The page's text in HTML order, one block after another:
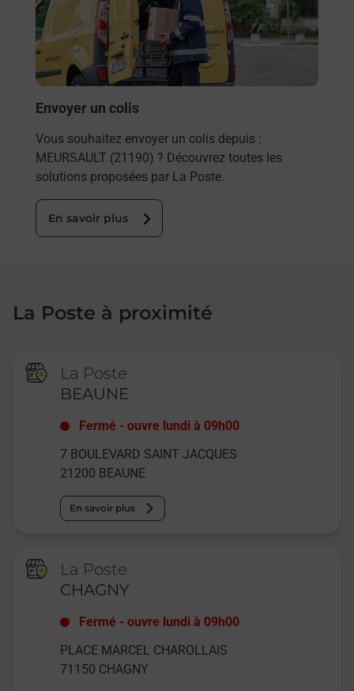
Envoyer un colis
Vous souhaitez envoyer un colis depuis :
MEURSAULT (21190) ? Découvrez toutes les
solutions proposées par La Poste.
En savoir plus
La Poste à proximité
La Poste
BEAUNE
Fermé -ouvre lundi à 09h00
7 BOULEVARD SAINT JACQUES
21200 BEAUNE
En savoir plus
La Poste
CHAGNY
Fermé -ouvre lundi à 09h00
PLACE MARCEL CHAROLLAIS
71150 CHAGNY